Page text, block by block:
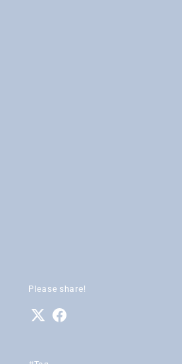
Please share!